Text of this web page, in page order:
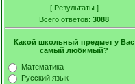
[ Результаты ]
Всего ответов: 3088
Какой школьный предмет у Вас
самый любимый?
Математика
Русский язык